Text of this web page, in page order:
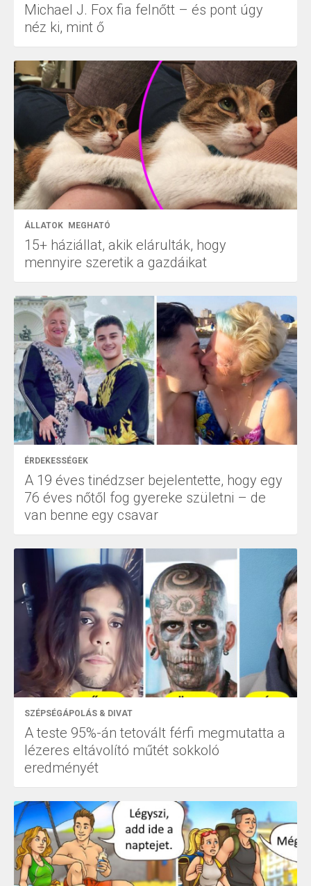
Michael J. Fox fia felnőtt – és pont úgy
néz ki, mint ő
ÁLLATOK MEGHATÓ
15+ háziállat, akik elárulták, hogy
mennyire szeretik a gazdáikat
ÉRDEKESSÉGEK
A 19 éves tinédzser bejelentette, hogy egy
76 éves nőtől fog gyereke születni – de
van benne egy csavar
SZÉPSÉGÁPOLÁS & DIVAT
A teste 95%-án tetovált férfi megmutatta a
lézeres eltávolító műtét sokkoló
eredményét